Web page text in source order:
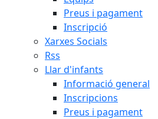
Preus i pagament
Inscripció
Xarxes Socials
Rss
Llar d'infants
Informació general
Inscripcions
Preus i pagament